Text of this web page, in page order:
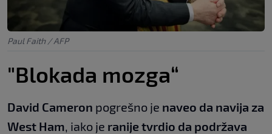
Paul Faith / AFP
"Blokada mozga“
David Cameron pogrešno je naveo da navija za
West Ham , iako je ranije tvrdio da podržava